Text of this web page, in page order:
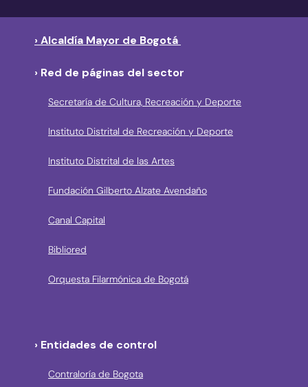
› Alcaldía Mayor de Bogotá
› Red de páginas del sector
Secretaría de Cultura, Recreación y Deporte
Instituto Distrital de Recreación y Deporte
Instituto Distrital de las Artes
Fundación Gilberto Alzate Avendaño
Canal Capital
Bibliored
Orquesta Filarmónica de Bogotá
› Entidades de control
Contraloría de Bogota